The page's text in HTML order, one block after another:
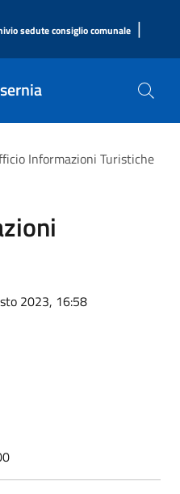
sedute consiglio comunale |
Informazioni Turistiche
2023, 16:58